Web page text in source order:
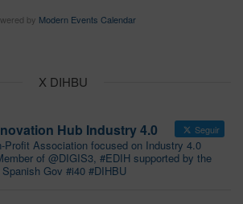
by Modern Events Calendar
X DIHBU
Hub Industry 4.0 Seguir
Profit Association focused on Industry 4.0
of @DIGIS3, #EDIH supported by the
Gov #i40 #DIHBU